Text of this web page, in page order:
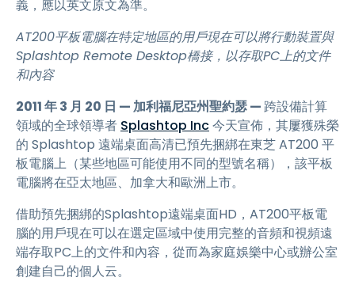
義，應以英文原文為準。
AT200平板電腦在特定地區的用戶現在可以將行動裝置與
Splashtop Remote Desktop橋接，以存取PC上的文件
和內容
2011 年 3 月 20 日 — 加利福尼亞州聖約瑟 —跨設備計算
領域的全球領導者 Splashtop Inc今天宣佈，其屢獲殊榮
的 Splashtop 遠端桌面高清已預先捆綁在東芝 AT200 平
板電腦上（某些地區可能使用不同的型號名稱），該平板
電腦將在亞太地區、加拿大和歐洲上市。
借助預先捆綁的Splashtop遠端桌面HD，AT200平板電
腦的用戶現在可以在選定區域中使用完整的音頻和視頻遠
端存取PC上的文件和內容，從而為家庭娛樂中心或辦公室
創建自己的個人云。